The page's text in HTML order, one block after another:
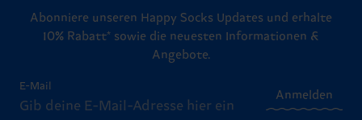
Abonniere unseren Happy Socks Updates und erhalte
10% Rabatt* sowie die neuesten Informationen &
Angebote.
E-Mail
Anmelden